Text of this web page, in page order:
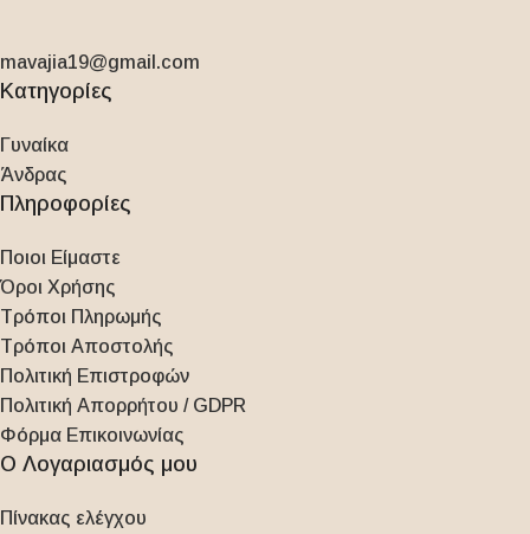
mavajia19@gmail.com
Κατηγορίες
Γυναίκα
Άνδρας
Πληροφορίες
Ποιοι Είμαστε
Όροι Χρήσης
Τρόποι Πληρωμής
Τρόποι Αποστολής
Πολιτική Επιστροφών
Πολιτική Απορρήτου / GDPR
Φόρμα Επικοινωνίας
Ο Λογαριασμός μου
Πίνακας ελέγχου